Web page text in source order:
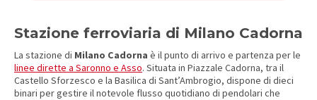
Stazione ferroviaria di Milano Cadorna
La stazione di Milano Cadorna è il punto di arrivo e partenza per le
linee dirette a Saronno e Asso. Situata in Piazzale Cadorna, tra il
Castello Sforzesco e la Basilica di Sant’Ambrogio, dispone di dieci
binari per gestire il notevole flusso quotidiano di pendolari che